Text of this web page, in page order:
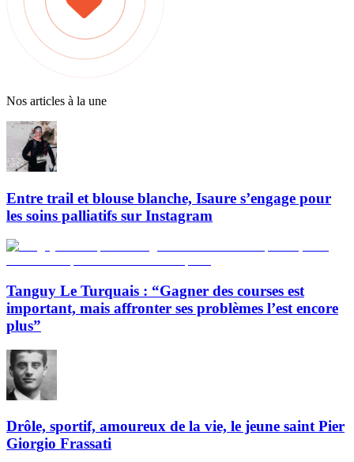
Nos articles à la une
Entre trail et blouse blanche, Isaure s’engage pour
les soins palliatifs sur Instagram
Tanguy Le Turquais : “Gagner des courses est
important, mais affronter ses problèmes l’est encore
plus”
Drôle, sportif, amoureux de la vie, le jeune saint Pier
Giorgio Frassati